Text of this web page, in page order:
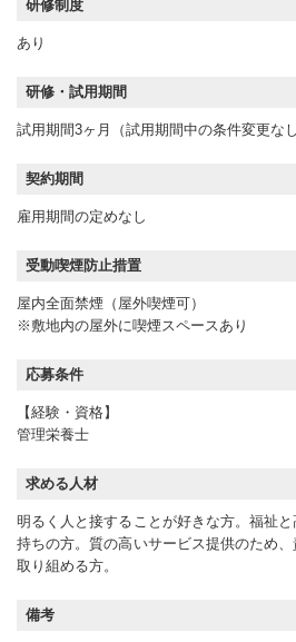
研修制度
あり
研修・試用期間
試用期間3ヶ月（試用期間中の条件変更なし
契約期間
雇用期間の定めなし
受動喫煙防止措置
屋内全面禁煙（屋外喫煙可）
※敷地内の屋外に喫煙スペースあり
応募条件
【経験・資格】
管理栄養士
求める人材
明るく人と接することが好きな方。福祉
持ちの方。質の高いサービス提供のため
取り組める方。
備考